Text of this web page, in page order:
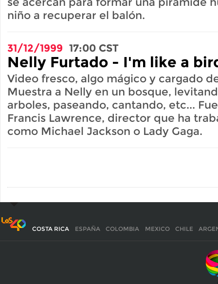
niño a recuperar el balón.
31/12/1999 17:00 CST
Nelly Furtado - I'm like a
Video fresco, algo mágico y cargado
Muestra a Nelly en un bosque,
arboles, paseando, cantando, etc...
Francis Lawrence, director que ha
como Michael Jackson o Lady Gaga.
COSTA RICA ESPAÑA COLOMBIA MEXICO CHILE